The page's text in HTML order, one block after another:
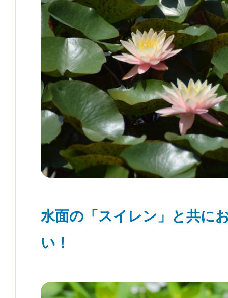
水面の「スイレン」と共に
い！